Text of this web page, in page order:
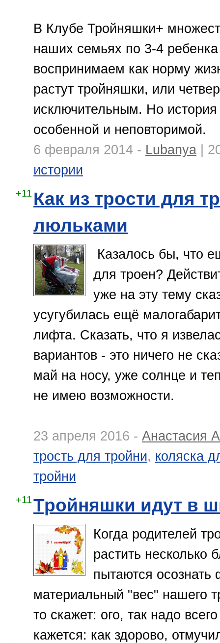
В Клубе Тройняшки+
наших семьях по 3-4
воспринимаем как норму
растут тройняшки, или
исключительным. Но
особенной и неповторимой.
6 февраля 2014 - Lubanya |
истории
+11 Как из трости для
люльками
Казалось бы, что
для троен?
уже на эту тему
усугубилась ещё
лифта. Сказать, что я
вариантов - это ничего не
май на носу, уже солнце и
не имею возможности.
23 апреля 2016 - Анастасия
трость для тройни, коляска
тройни
+11Тройняшки идут в
Когда родителей
растить
пытаются
материальный "вес" нашего
то скажет: ого, так надо
кажется: как здорово,